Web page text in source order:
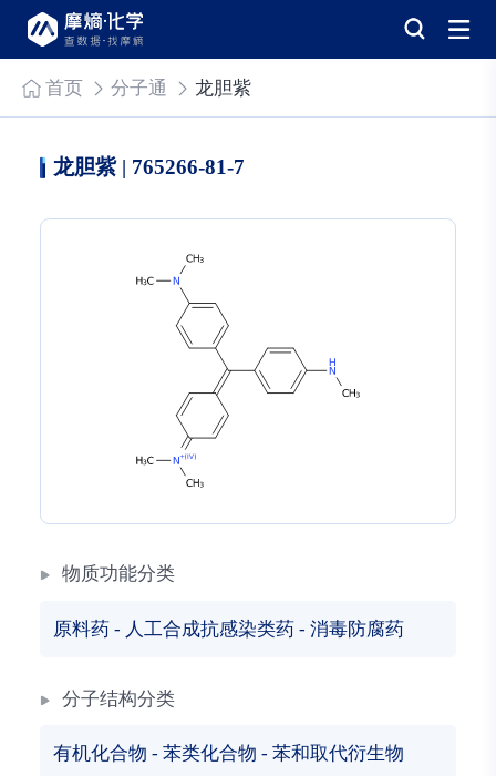
首页 分子通 龙胆紫
龙胆紫 | 765266-81-7
物质功能分类
原料药 - 人工合成抗感染类药 - 消毒防腐药
分子结构分类
有机化合物 - 苯类化合物 - 苯和取代衍生物